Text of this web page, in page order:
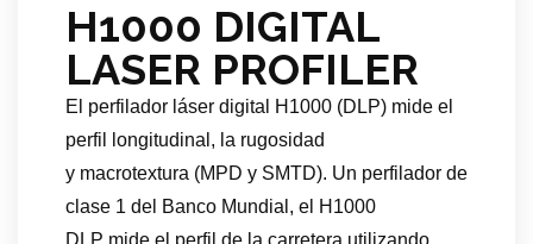
H1000 DIGITAL
LASER PROFILER
El perfilador láser digital H1000 (DLP) mide el
perfil longitudinal, la rugosidad
y macrotextura (MPD y SMTD). Un perfilador de
clase 1 del Banco Mundial, el H1000